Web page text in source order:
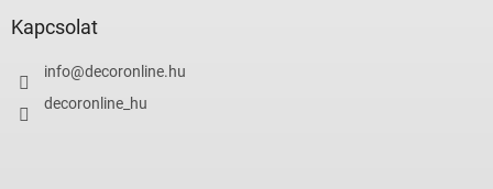
Kapcsolat
info@decoronline.hu
decoronline_hu